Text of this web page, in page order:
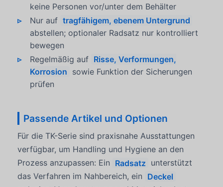
keine Personen vor/unter dem Behälter
Nur auf tragfähigem, ebenem Untergrund
abstellen; optionaler Radsatz nur kontrolliert
bewegen
Regelmäßig auf Risse, Verformungen,
Korrosion sowie Funktion der Sicherungen
prüfen
Passende Artikel und Optionen
Für die TK-Serie sind praxisnahe Ausstattungen
verfügbar, um Handling und Hygiene an den
Prozess anzupassen: Ein Radsatz unterstützt
das Verfahren im Nahbereich, ein Deckel